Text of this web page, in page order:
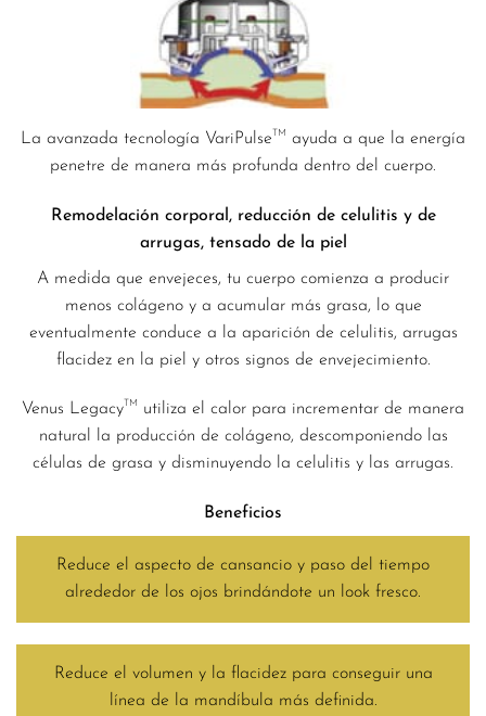
La avanzada tecnología VariPulse TM
ayuda a que la energía
penetre de manera más profunda dentro del cuerpo.
Remodelación corporal, reducción de celulitis y de
arrugas, tensado de la piel
A medida que envejeces, tu cuerpo comienza a producir
menos colágeno y a acumular más grasa, lo que
eventualmente conduce a la aparición de celulitis, arrugas
flacidez en la piel y otros signos de envejecimiento.
Venus LegacyTM
utiliza el calor para incrementar de manera
natural la producción de colágeno, descomponiendo las
células de grasa y disminuyendo la celulitis y las arrugas.
Beneficios
Reduce el aspecto de cansancio y paso del tiempo
alrededor de los ojos brindándote un look fresco.
Reduce el volumen y la flacidez para conseguir una
línea de la mandíbula más definida.